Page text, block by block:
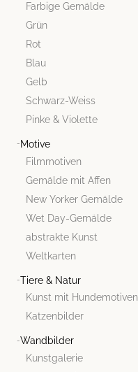
Farbige Gemälde
Grün
Rot
Blau
Gelb
Schwarz-Weiss
Pinke & Violette
Motive
Filmmotiven
Gemälde mit Affen
New Yorker Gemälde
Wet Day-Gemälde
abstrakte Kunst
Weltkarten
Tiere & Natur
Kunst mit Hundemotiven
Katzenbilder
Wandbilder
Kunstgalerie